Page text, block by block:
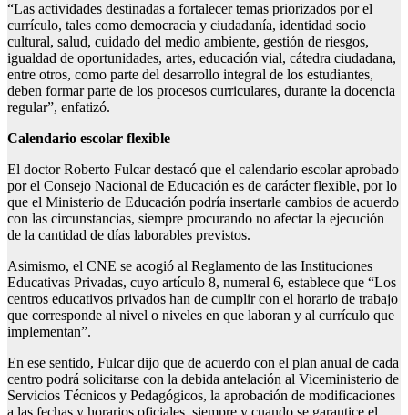
“Las actividades destinadas a fortalecer temas priorizados por el
currículo, tales como democracia y ciudadanía, identidad socio
cultural, salud, cuidado del medio ambiente, gestión de riesgos,
igualdad de oportunidades, artes, educación vial, cátedra ciudadana,
entre otros, como parte del desarrollo integral de los estudiantes,
deben formar parte de los procesos curriculares, durante la docencia
regular”, enfatizó.
Calendario escolar flexible
El doctor Roberto Fulcar destacó que el calendario escolar aprobado
por el Consejo Nacional de Educación es de carácter flexible, por lo
que el Ministerio de Educación podría insertarle cambios de acuerdo
con las circunstancias, siempre procurando no afectar la ejecución
de la cantidad de días laborables previstos.
Asimismo, el CNE se acogió al Reglamento de las Instituciones
Educativas Privadas, cuyo artículo 8, numeral 6, establece que “Los
centros educativos privados han de cumplir con el horario de trabajo
que corresponde al nivel o niveles en que laboran y al currículo que
implementan”.
En ese sentido, Fulcar dijo que de acuerdo con el plan anual de cada
centro podrá solicitarse con la debida antelación al Viceministerio de
Servicios Técnicos y Pedagógicos, la aprobación de modificaciones